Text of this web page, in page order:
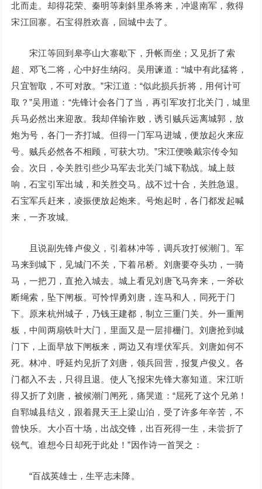
北而走。却得花荣、秦明等刺斜里杀将来，冲退南军，救得
宋江回寨。石宝得胜欢喜，回城中去了。
宋江等回到皋亭山大寨歇下，升帐而坐；又见折了索
超、邓飞二将，心中好生纳闷。吴用谏道：“城中有此猛将，
只宜智取，不可对敌。”宋江道：“似此损兵折将，用何计可
取？”吴用道：“先锋计会各门了当，再引军攻打北关门，城里
兵马必然出来迎敌。我却佯输诈败，诱引贼兵远离城郭，放
炮为号，各门一齐打城。但得一门军马进城，便放起火来应
号。贼兵必然各不相顾，可获大功。”宋江便唤戴宗传令知
会。次日，令关胜引些少马军去北关门城下勒战。城上鼓
响，石宝引军出城，和关胜交马。战不过十合，关胜急退。
石宝军兵赶来，凌振便放起炮来。号炮起时，各门都发起喊
来，一齐攻城。
且说副先锋卢俊义，引着林冲等，调兵攻打候潮门。军
马来到城下，见城门不关，下着吊桥。刘唐要夺头功，一骑
马，一把刀，直抢入城去。城上看见刘唐飞马奔来，一斧砍
断绳索，坠下闸板。可怜悍勇刘唐，连马和人，同死于门
下。原来杭州城子，乃钱王建都，制立三重门关。外一重闸
板，中间两扇铁叶大门，里面又是一层排栅门。刘唐抢到城
门下，上面早放下闸板来，两边又有埋伏军兵。刘唐如何不
死。林冲、呼延灼见折了刘唐，领兵回营，报复卢俊义。各
门都入不去，只得且退。使人飞报宋先锋大寨知道。宋江听
得又折了刘唐，被候潮门闸死，痛哭道：“屈死了这个兄弟！
自郓城县结义，跟着晁天王上梁山泊，受了许多年辛苦，不
曾快乐。大小百十场，出战交锋，出百死得一生，未尝折了
锐气。谁想今日却死于此处！”因作诗一首哭之：
“百战英雄士，生平志未降。